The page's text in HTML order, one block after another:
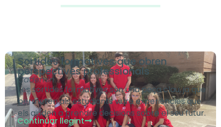
Sortides formatives que obren
perspectives professionals
Cademin
Les sortides formatives són una peça clau, ja que
permeten als estudiants viure experiències que
els ajuden a prendre decisions sobre el seu futur.
Continuar llegint